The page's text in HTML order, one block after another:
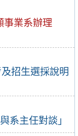
事業系辦理
招生選採說明
系主任對談」